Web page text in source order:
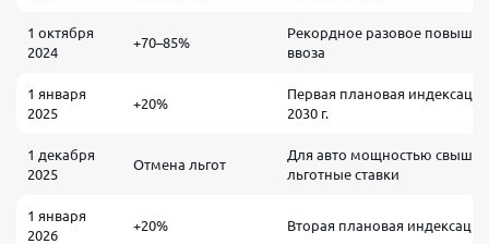
1 октября
2024
+70–85%
Рекордное разовое
ввоза
1 января
2025
+20%
Первая плановая
2030 г.
1 декабря
2025
Отмена льгот
Для авто мощностью свыше
льготные ставки
1 января
2026
+20% Вторая плановая